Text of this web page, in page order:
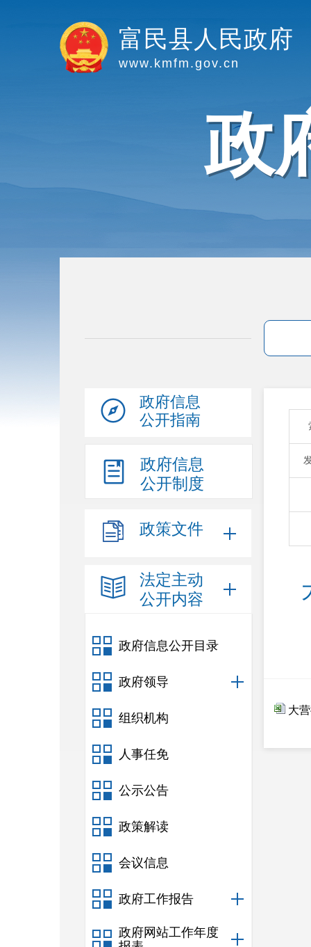
富民县人民政府
www.kmfm.gov.cn
政
政府信息
公开指南
政府信息
公开制度
政策文件
法定主动
公开内容
政府信息公开目录
政府领导
组织机构
人事任免
公示公告
政策解读
会议信息
政府工作报告
政府网站工作年度
大